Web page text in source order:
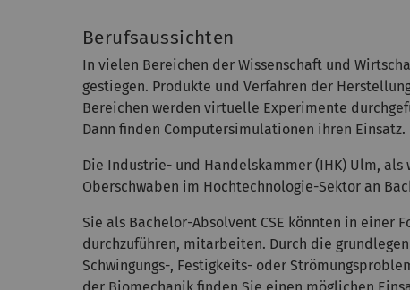
Berufsaussichten
In vielen Bereichen der Wissenschaft und
gestiegen. Produkte und Verfahren der
Bereichen werden virtuelle Experimente
Dann finden Computersimulationen ihren Einsatz.
Die Industrie- und Handelskammer (IHK) Ulm,
Oberschwaben im Hochtechnologie-Sektor an
Sie als Bachelor-Absolvent CSE könnten in einer
durchzuführen, mitarbeiten. Durch die
Schwingungs-, Festigkeits- oder